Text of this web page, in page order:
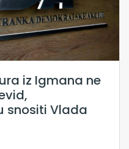
iz Igmana ne
snositi Vlada